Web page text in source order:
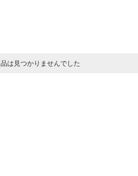
は見つかりませんでした